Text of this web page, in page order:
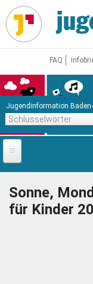
Direkt
zum
Inhalt
FAQ
Jugendinformation
Startseite
News
Jugendnetz
Sonne,
für Kinder